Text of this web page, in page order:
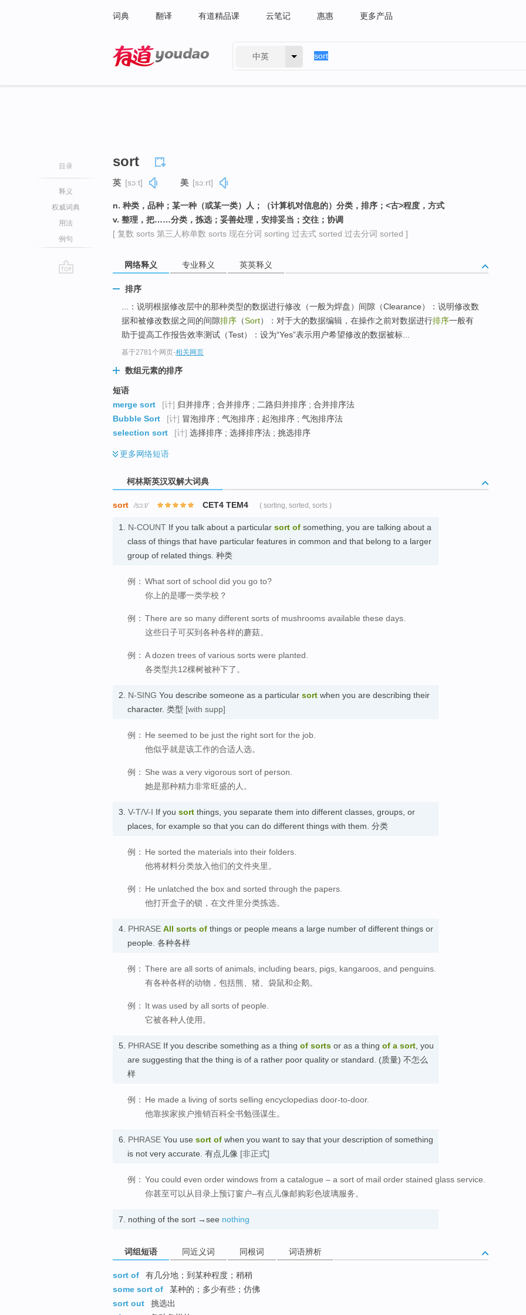
词典 翻译 有道精品课 云笔记 惠惠 更多产品
中英
目录
释义
权威词典
用法
例句
sort
英 [sɔːt] 美 [sɔːrt]
n. 种类，品种；某一种（或某一类）人；（计算机对信息的）分类，排序；<古>程度，方式
v. 整理，把……分类，拣选；妥善处理，安排妥当；交往；协调
[ 复数 sorts 第三人称单数 sorts 现在分词 sorting 过去式 sorted 过去分词 sorted ]
网络释义 专业释义 英英释义
排序
...：说明根据修改层中的那种类型的数据进行修改（一般为焊盘）间隙（Clearance）：说明修改数
据和被修改数据之间的间隙排序 （Sort）：对于大的数据编辑，在操作之前对数据进行排序一般有
助于提高工作报告效率测试（Test）：设为“Yes”表示用户希望修改的数据被标...
基于2781个网页-相关网页
数组元素的排序
短语
merge sort
[计] 归并排序 ; 合并排序 ; 二路归并排序 ; 合并排序法
Bubble Sort
[计] 冒泡排序 ; 气泡排序 ; 起泡排序 ; 气泡排序法
selection sort
[计] 选择排序 ; 选择排序法 ; 挑选排序
更多网络短语
柯林斯英汉双解大词典
sort /sɔːt/ CET4 TEM4 ( sorting, sorted, sorts )
1. N-COUNT If you talk about a particular sort of something, you are talking about a
class of things that have particular features in common and that belong to a larger
group of related things. 种类
例： What sort of school did you go to?
你上的是哪一类学校？
例： There are so many different sorts of mushrooms available these days.
这些日子可买到各种各样的蘑菇。
例： A dozen trees of various sorts were planted.
各类型共12棵树被种下了。
2. N-SING You describe someone as a particular sort when you are describing their
character. 类型 [with supp]
例： He seemed to be just the right sort for the job.
他似乎就是该工作的合适人选。
例： She was a very vigorous sort of person.
她是那种精力非常旺盛的人。
3. V-T/V-I If you sort things, you separate them into different classes, groups, or
places, for example so that you can do different things with them. 分类
例： He sorted the materials into their folders.
他将材料分类放入他们的文件夹里。
例： He unlatched the box and sorted through the papers.
他打开盒子的锁，在文件里分类拣选。
4. PHRASE All sorts of things or people means a large number of different things or
people. 各种各样
例： There are all sorts of animals, including bears, pigs, kangaroos, and penguins.
有各种各样的动物，包括熊、猪、袋鼠和企鹅。
例： It was used by all sorts of people.
它被各种人使用。
5. PHRASE If you describe something as a thing of sorts or as a thing of a sort , you
are suggesting that the thing is of a rather poor quality or standard. (质量) 不怎么
样
例： He made a living of sorts selling encyclopedias door-to-door.
他靠挨家挨户推销百科全书勉强谋生。
6. PHRASE You use sort of when you want to say that your description of something
is not very accurate. 有点儿像 [非正式]
例： You could even order windows from a catalogue – a sort of mail order stained glass service.
你甚至可以从目录上预订窗户–有点儿像邮购彩色玻璃服务。
7. nothing of the sort →see nothing
词组短语 同近义词 同根词 词语辨析
sort of
有几分地；到某种程度；稍稍
some sort of
某种的；多少有些；仿佛
sort out
挑选出